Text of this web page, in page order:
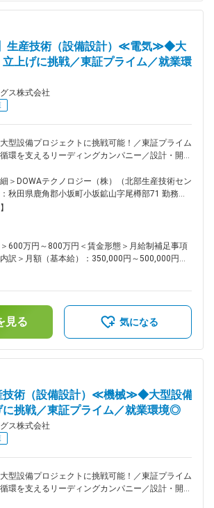
ームワークを重視し協力して業務を進めます。 ■
外研修も受講可能です。 ■就業環境 月平均
度。勤務地は岡山市または久米郡美咲町。 ■想定
ます。 ■配属先について：下記いずれ
向となります。 ・DOWAエレクトロニクス岡山
グループの知的財産の管理や活用、技術情報の
案を担う企業。 ・DOWAエフテック（株）：自
DOWAグループの事業会社。 変更の範囲：会社の定める業務
】生産技術（設備設計）≪電気≫◆大
上げに挑戦／東証プライム／就業環
ス株式会社
型設備プロジェクトに挑戦可能！／東証プライム
環を支えるリーディングカンパニー／設計・開
企業として地域からの
「あのDOWA」で働く誇りと安定感を実感でき
社宅制度が充実しており、単身・ファミリー問わ
活可能。小坂町内からは通勤時間も10分以内と
え、弘前市・青森市・盛岡市へのアクセスも良
と趣味を両立できる！ ■この仕事の魅力 一
手でも主体的に案件を担当できる環境があり、幅
につけられるポジションです。 ■業務内容：同
部において生産設備の設計（電気）をご担当頂き
験やスキルに応じて下記の業務を徐々にお任せ致し
務全般を電気・制御設計エンジニアとして担当頂
土があります。将来的には大型設備投資案件や新
プロジェクトの中核メンバーとして活躍いただけま
務の特性上、幅広い領域を経験でき、着実にスキ
残業時間は月平均20時間程度
で担当することとなっており、緊急対応した場合
って頂いております。 ■配属先について：
＞DOWAテクノロジー（株）（北部生産技術セン
秋田県鹿角郡小坂町小坂鉱山字尾樽部71 勤務地
花輪線／十和田南駅受動喫煙対策：屋内全面禁煙
会社の定める事業所
600万円～800万円＜賃金形態＞月給制補足事項
訳＞月額（基本給）：350,000円～500,000円＜
あります。月給(月額)は固定手当を含めた表記で
見る 気になる
技術（設備設計）≪機械≫◆大型設備
に挑戦／東証プライム／就業環境◎
ス株式会社
型設備プロジェクトに挑戦可能！／東証プライム
環を支えるリーディングカンパニー／設計・開